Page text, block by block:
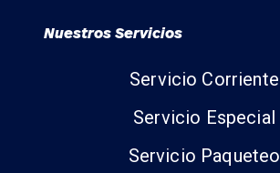
Nuestros Servicios
Servicio Corriente
Servicio Especial
Servicio Paqueteo